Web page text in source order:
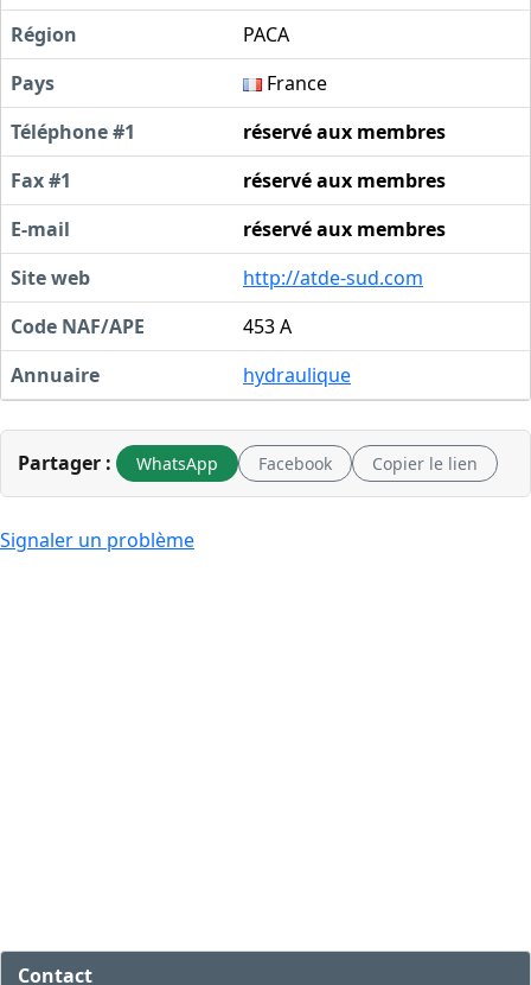
Région
PACA
Pays
France
Téléphone #1
réservé aux membres
Fax #1
réservé aux membres
E-mail
réservé aux membres
Site web
http://atde-sud.com
Code NAF/APE
453 A
Annuaire
hydraulique
Partager : WhatsApp Facebook Copier le lien
Signaler un problème
Contact